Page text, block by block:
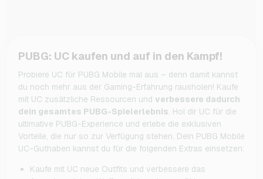
PUBG: UC kaufen und auf in den Kampf!
Probiere UC für PUBG Mobile mal aus – denn damit kannst
du noch mehr aus der Gaming-Erfahrung rausholen! Kaufe
mit UC zusätzliche Ressourcen und verbessere dadurch
dein gesamtes PUBG-Spielerlebnis. Hol dir UC für die
ultimative PUBG-Experience und erlebe die exklusiven
Vorteile, die nur so zur Verfügung stehen. Dein PUBG Mobile
UC-Guthaben kannst du für die folgenden Extras einsetzen:
Kaufe mit UC neue Outfits und verbessere das